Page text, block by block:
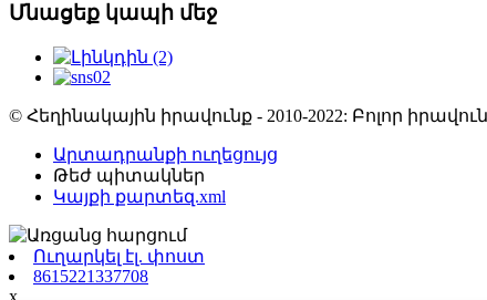
Մնացեք կապի մեջ
© Հեղինակային իրավունք - 2010-2022: Բոլոր
Արտադրանքի ուղեցույց
Թեժ պիտակներ
Կայքի քարտեզ.xml
Ուղարկել էլ. փոստ
8615221337708
x